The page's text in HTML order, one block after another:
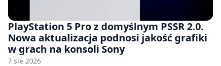
PlayStation 5 Pro z domyślnym PSSR 2.0.
Nowa aktualizacja podnosi jakość grafiki
w grach na konsoli Sony
7 sie 2026